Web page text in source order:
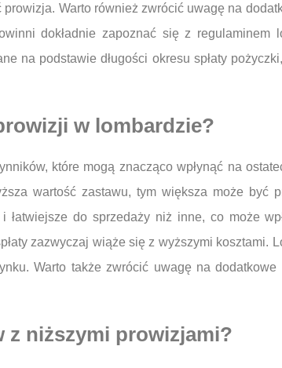
Warto również zwrócić uwagę na
dokładnie zapoznać się z regulaminem
na podstawie długości okresu spłaty
w lombardzie?
które mogą znacząco wpłynąć na
wartość zastawu, tym większa może być
do sprzedaży niż inne, co może
zazwyczaj wiąże się z wyższymi kosztami.
Warto także zwrócić uwagę na dodatkowe
z niższymi prowizjami?